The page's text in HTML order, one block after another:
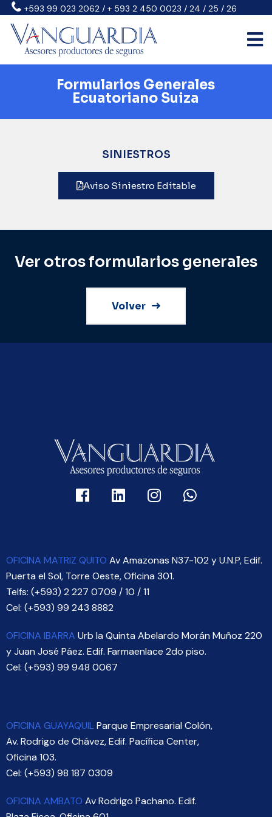
+593 99 023 2062 / + 593 2 450 0023 / 24 / 25 / 26
Formularios Generales
Ecuatoriano Suiza
SINIESTROS
Aviso Siniestro Editable
Ver otros formularios generales
Volver
OFICINA MATRIZ QUITO Av Amazonas N37-102 y U.N.P, Edif.
Puerta el Sol, Torre Oeste, Oficina 301.
Telfs: (+593) 2 227 0709 / 10 / 11
Cel: (+593) 99 243 8882
OFICINA IBARRA Urb la Quinta Abelardo Morán Muñoz 220
y Juan José Páez. Edif. Farmaenlace 2do piso.
Cel: (+593) 99 948 0067
OFICINA GUAYAQUILParque Empresarial Colón,
Av. Rodrigo de Chávez, Edif. Pacífica Center,
Oficina 103.
Cel: (+593) 98 187 0309
OFICINA AMBATO Av Rodrigo Pachano. Edif.